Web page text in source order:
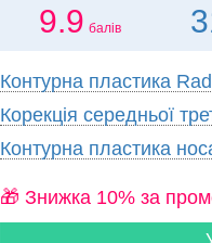
9.9 балів
Контурна пластика
Корекція середньої
Контурна пластика
🎁 Знижка 10% за